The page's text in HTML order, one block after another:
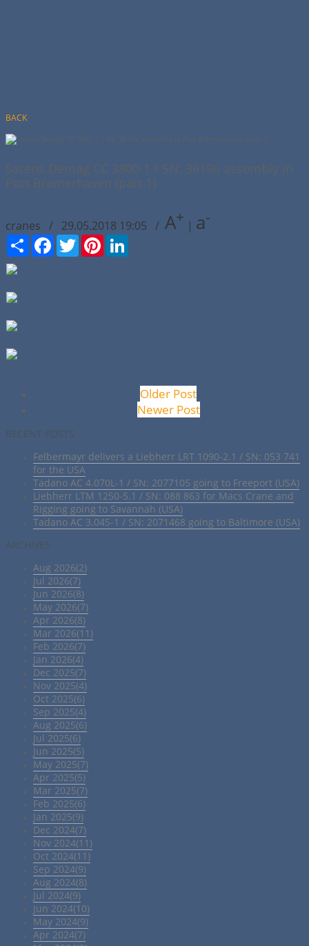
BACK
Sarens Demag CC 3800-1 / SN: 36196 assembly in
Port Bremerhaven (part 1)
cranes / 29.05.2018 19:05 / A+ | a-
Сподели FacebookTwitter Pinterest
Older Post
Newer Post
RECENT POSTS
Felbermayr delivers a Liebherr LRT 1090-2.1 / SN: 053 741
for the USA
Tadano AC 4.070L-1 / SN: 2077105 going to Freeport (USA)
Liebherr LTM 1250-5.1 / SN: 088 863 for Macs Crane and
Rigging going to Savannah (USA)
Tadano AC 3.045-1 / SN: 2071468 going to Baltimore (USA)
ARCHIVES
Aug 2026(2)
Jul 2026(7)
Jun 2026(8)
May 2026(7)
Apr 2026(8)
Mar 2026(11)
Feb 2026(7)
Jan 2026(4)
Dec 2025(7)
Nov 2025(4)
Oct 2025(6)
Sep 2025(4)
Aug 2025(6)
Jul 2025(6)
Jun 2025(5)
May 2025(7)
Apr 2025(5)
Mar 2025(7)
Feb 2025(6)
Jan 2025(9)
Dec 2024(7)
Nov 2024(11)
Oct 2024(11)
Sep 2024(9)
Aug 2024(8)
Jul 2024(9)
Jun 2024(10)
May 2024(9)
Apr 2024(7)